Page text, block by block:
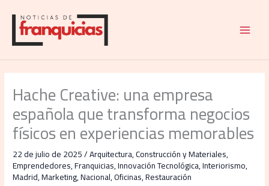
contenido
Hache Creative: una empresa
española que transforma negocios
físicos en experiencias memorables
22 de julio de 2025/Arquitectura,Construcción y Materiales,
Emprendedores,Franquicias,Innovación Tecnológica,Interiorismo,
Madrid,Marketing,Nacional,Oficinas,Restauración